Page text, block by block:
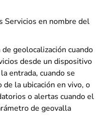
Servicios en nombre del
geolocalización cuando
desde un dispositivo
entrada, cuando se
la ubicación en vivo, o
o alertas cuando el
de geovalla